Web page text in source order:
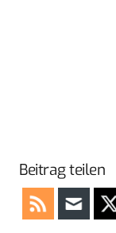
Beitrag teilen